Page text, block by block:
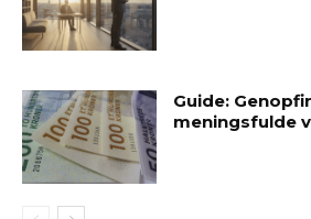
Guide:
meningsfulde